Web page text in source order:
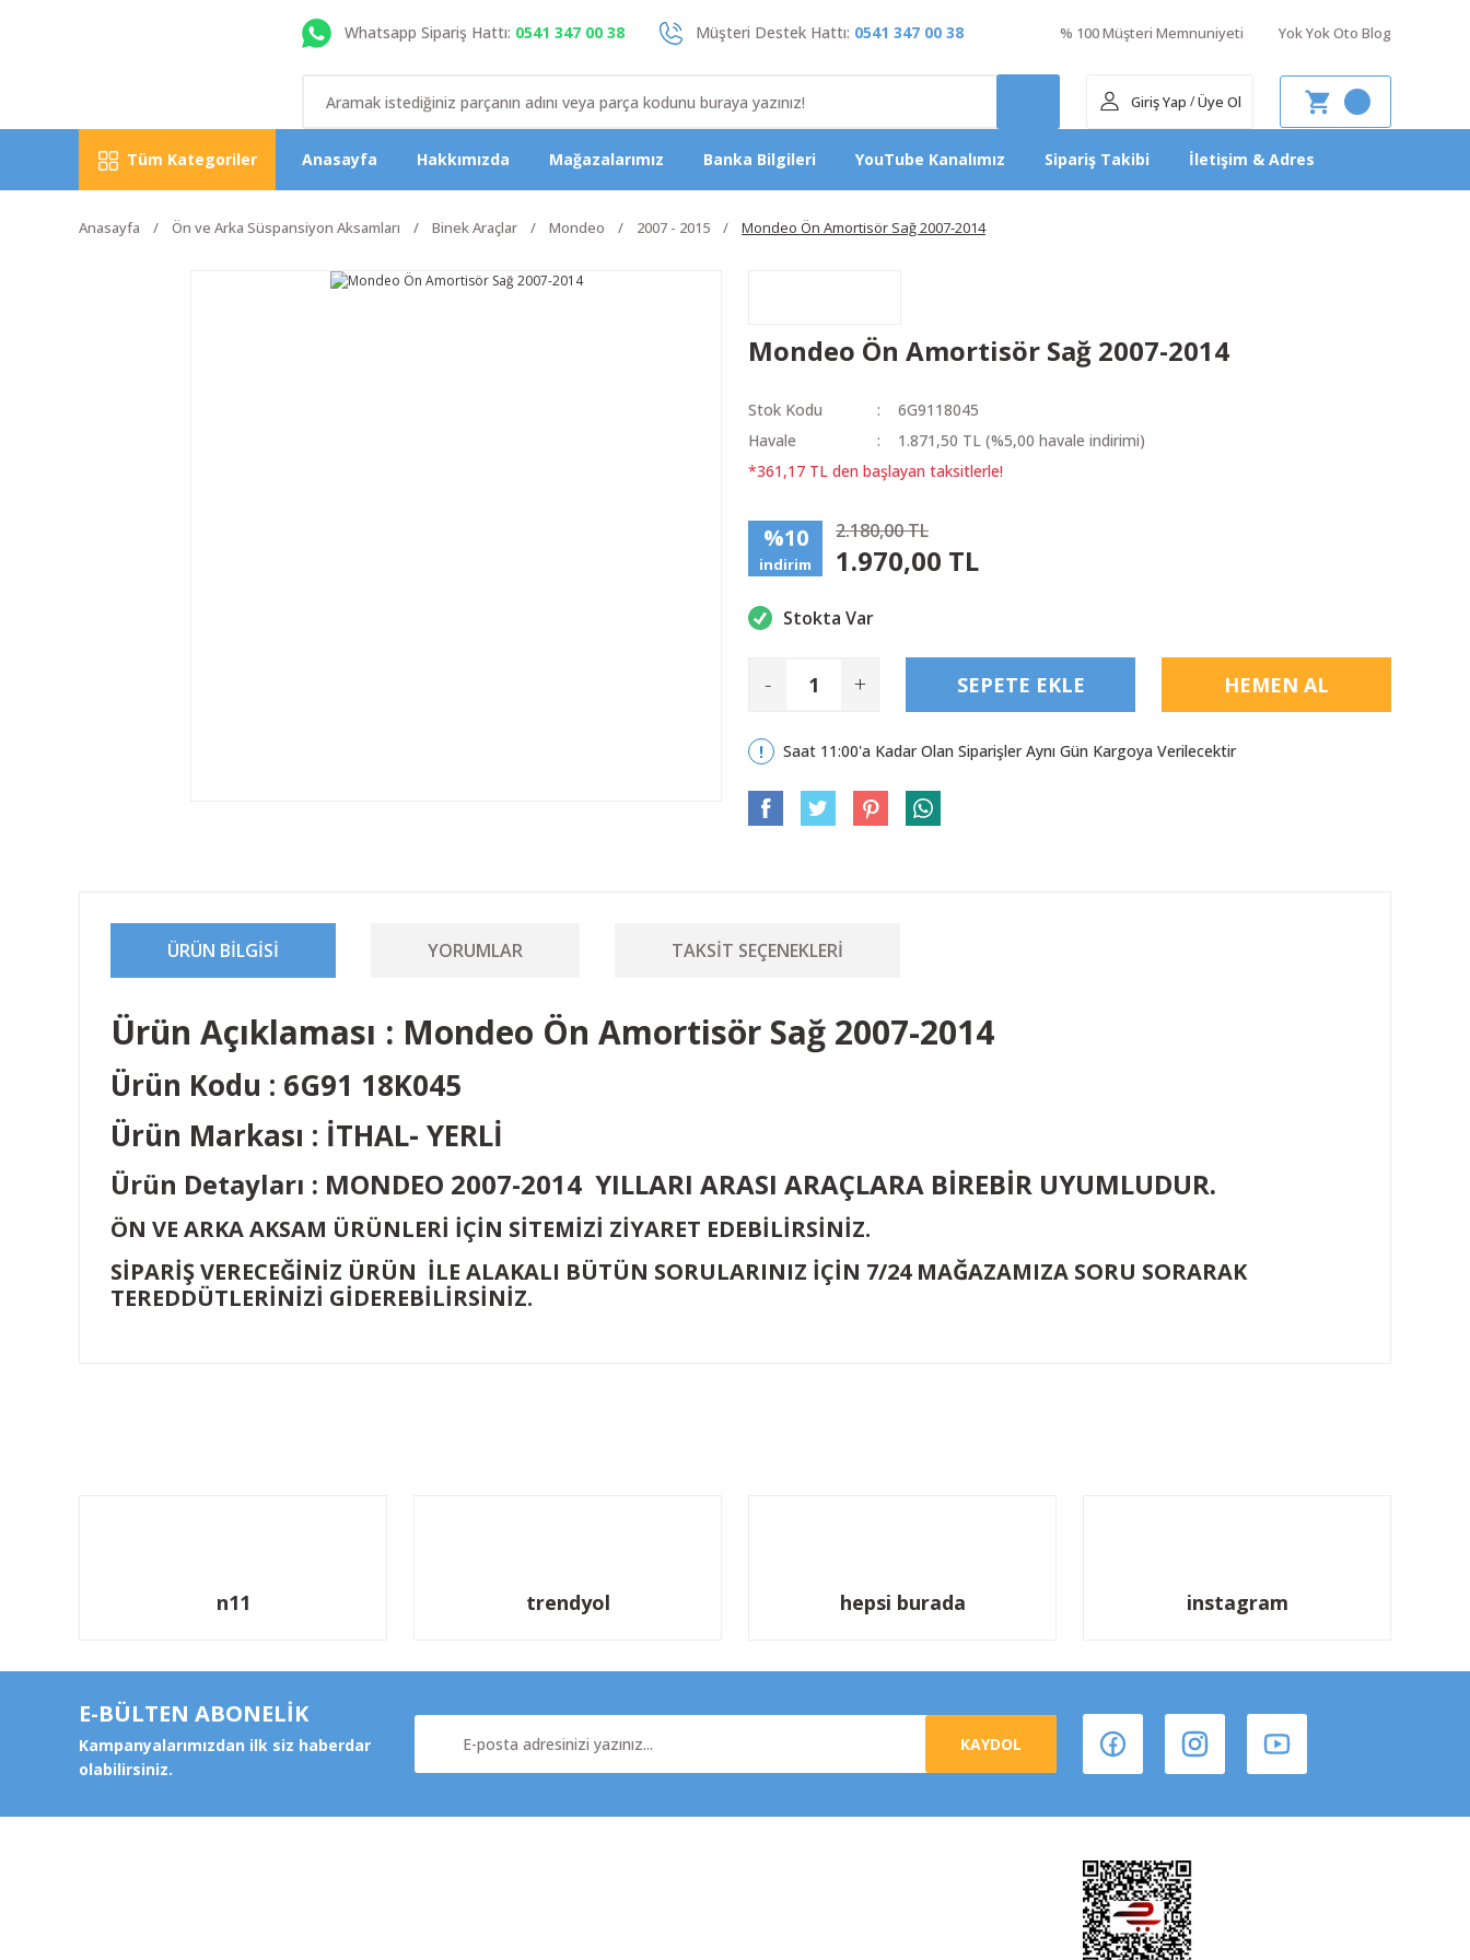
Whatsapp Sipariş Hattı: 0541 347 00 38 Müşteri Destek Hattı: 0541 347 00 38 % 100 Müşteri Memnuniyeti Yok Yok Oto Blog
Giriş Yap /Üye Ol
Tüm Kategoriler Anasayfa Hakkımızda Mağazalarımız Banka Bilgileri YouTube Kanalımız Sipariş Takibi İletişim & Adres
Anasayfa Ön ve Arka Süspansiyon Aksamları Binek Araçlar Mondeo 2007 - 2015 Mondeo Ön Amortisör Sağ 2007-2014
Mondeo Ön Amortisör Sağ 2007-2014
Stok Kodu
6G9118045
Havale
1.871,50 TL (%5,00 havale indirimi)
*361,17 TL den başlayan taksitlerle!
%10
indirim
2.180,00 TL
1.970,00 TL
Stokta Var
- + SEPETE EKLE HEMEN AL
Saat 11:00'a Kadar Olan Siparişler Aynı Gün Kargoya Verilecektir
ÜRÜN BILGISI YORUMLAR TAKSIT SEÇENEKLERI
Ürün Açıklaması : Mondeo Ön Amortisör Sağ 2007-2014
Ürün Kodu : 6G91 18K045
Ürün Markası : İTHAL- YERLİ
Ürün Detayları : MONDEO 2007-2014 YILLARI ARASI ARAÇLARA BİREBİR UYUMLUDUR.
ÖN VE ARKA AKSAM ÜRÜNLERİ İÇİN SİTEMİZİ ZİYARET EDEBİLİRSİNİZ.
SİPARİŞ VERECEĞİNİZ ÜRÜN İLE ALAKALI BÜTÜN SORULARINIZ İÇİN 7/24 MAĞAZAMIZA SORU SORARAK
TEREDDÜTLERİNİZİ GİDEREBİLİRSİNİZ.
n11 trendyol hepsi burada instagram
E-BÜLTEN ABONELİK
Kampanyalarımızdan ilk siz haberdar
olabilirsiniz.
KAYDOL